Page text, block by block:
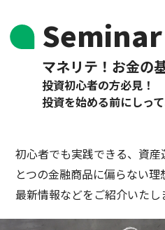
Seminar
マネリテ！お金の
投資初心者の方必見！
投資を始める前にしっ
初心者でも実践できる、資産
とつの金融商品に偏らない理
最新情報などをご紹介いたし